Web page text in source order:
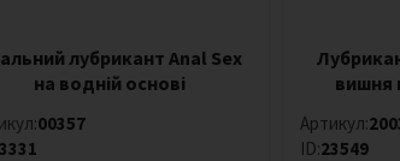
лубрикант Anal Sex
на водній основі
00357
вишня
Артикул:
ID:23549